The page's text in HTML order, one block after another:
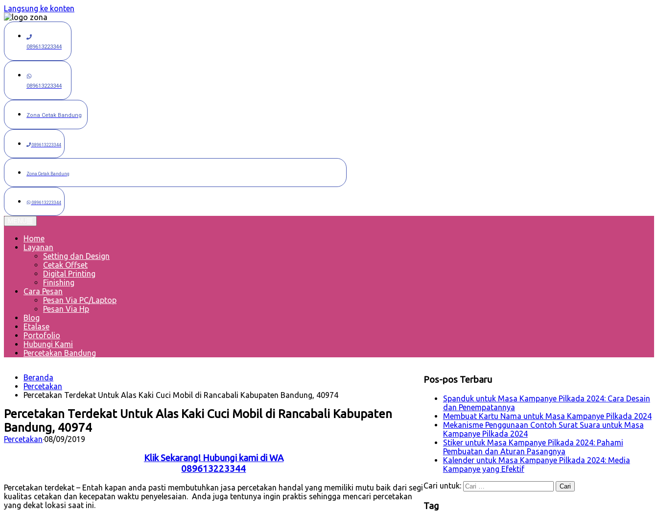
Langsung ke konten
089613223344
089613223344
Zona Cetak Bandung
089613223344
Zona Cetak Bandung
089613223344
Home
Layanan
Setting dan Design
Cetak Offset
Digital Printing
Finishing
Cara Pesan
Pesan Via PC/Laptop
Pesan Via Hp
Blog
Etalase
Portofolio
Hubungi Kami
Percetakan Bandung
Beranda
Percetakan
Percetakan Terdekat Untuk Alas Kaki Cuci Mobil di Rancabali Kabupaten Bandung, 40974
Percetakan Terdekat Untuk Alas Kaki Cuci Mobil di Rancabali Kabupaten
Bandung, 40974
Percetakan·08/09/2019
Klik Sekarang! Hubungi kami di WA
089613223344
Percetakan terdekat – Entah kapan anda pasti membutuhkan jasa percetakan handal yang memiliki mutu baik dari segi
kualitas cetakan dan kecepatan waktu penyelesaian. Anda juga tentunya ingin praktis sehingga mencari percetakan
yang dekat lokasi saat ini.
Pos-pos Terbaru
Spanduk untuk Masa Kampanye Pilkada 2024: Cara Desain
dan Penempatannya
Membuat Kartu Nama untuk Masa Kampanye Pilkada 2024
Mekanisme Penggunaan Contoh Surat Suara untuk Masa
Kampanye Pilkada 2024
Stiker untuk Masa Kampanye Pilkada 2024: Pahami
Pembuatan dan Aturan Pasangnya
Kalender untuk Masa Kampanye Pilkada 2024: Media
Kampanye yang Efektif
Cari untuk:
Tag